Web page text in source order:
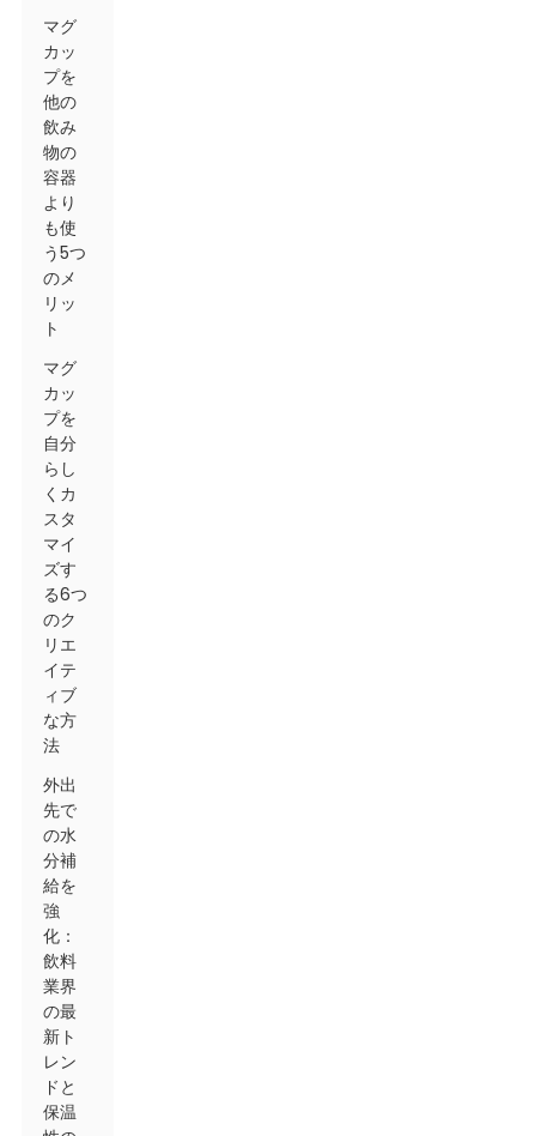
マグ
カッ
プを
他の
飲み
物の
容器
より
も使
う5つ
のメ
リッ
ト
マグ
カッ
プを
自分
らし
くカ
スタ
マイ
ズす
る6つ
のク
リエ
イテ
ィブ
な方
法
外出
先で
の水
分補
給を
強
化：
飲料
業界
の最
新ト
レン
ドと
保温